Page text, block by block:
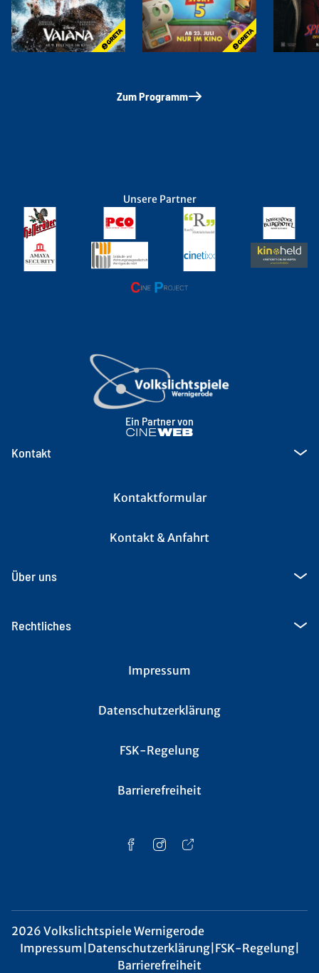
Zum Programm
Unsere Partner
Ein Partner von
Kontakt
Kontaktformular
Kontakt & Anfahrt
Über uns
Rechtliches
Impressum
Datenschutzerklärung
FSK-Regelung
Barrierefreiheit
2026 Volkslichtspiele Wernigerode
Impressum Datenschutzerklärung| FSK-Regelung|
Barrierefreiheit